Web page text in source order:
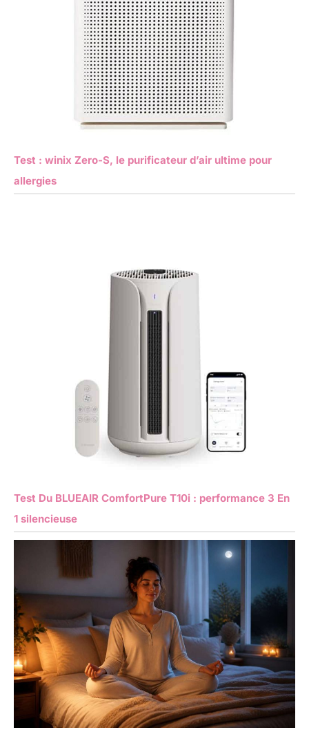
Test : winix Zero-S, le purificateur d’air ultime pour
allergies
Test Du BLUEAIR ComfortPure T10i : performance 3 En
1 silencieuse